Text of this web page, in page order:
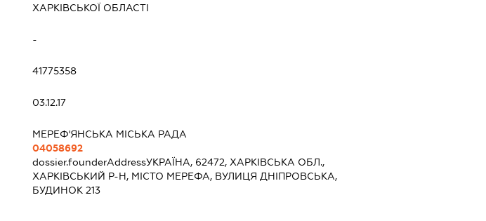
ХАРКІВСЬКОЇ ОБЛАСТІ
-
41775358
03.12.17
МЕРЕФ'ЯНСЬКА МІСЬКА РАДА
04058692
dossier.founderAddressУКРАЇНА, 62472, ХАРКІВСЬКА ОБЛ.,
ХАРКІВСЬКИЙ Р-Н, МІСТО МЕРЕФА, ВУЛИЦЯ ДНІПРОВСЬКА,
БУДИНОК 213